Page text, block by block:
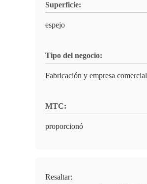
Superficie:
espejo
Tipo del negocio:
Fabricación y empresa comercial
MTC:
proporcionó
Resaltar: